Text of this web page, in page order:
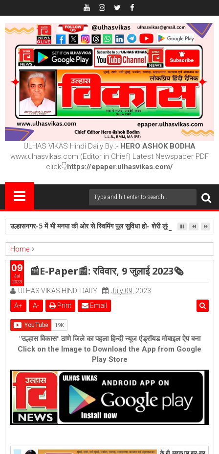
ULHAS VIKAS Hindi Daily By :- HERO ASHOK BODHA
www.ulhasvikas.com (Editor in Chief) Latest Newspaper PDF
click👇https://epaper.ulhasvikas.com/
उल्हासनगर-5 में भी मनपा की ओर से स्विमिंग पुल सुविधा हो- शेरी लुंड
Home
ambernath
epaper Featured kalyan
ulhasnagar
📰E-Paper📰: रविवार, 9 जुलाई 2023🗞
📰E-Paper📰: रविवार, 9 जुलाई 2023🗞
ULHAS VIKAS HINDI DAILY
July 09, 2023
A+ A- Print Email
"उल्हास विकास" ठाणे जिले का पहला हिन्दी न्यूज एंड्रॉयड मोबाइल ऐप बना
Click on the Image to Download the App from Google
Play Store
09
Jul
2023